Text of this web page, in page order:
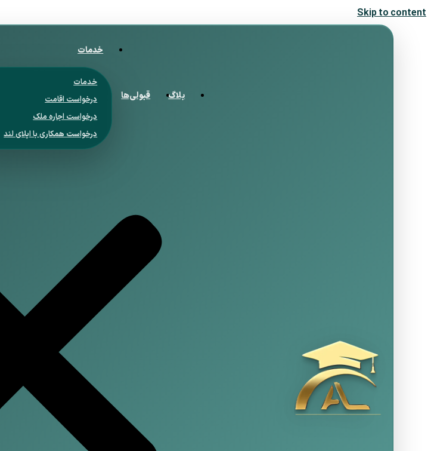
Skip to content
بلاگ قبولی‌ها
خدمات
خدمات
درخواست اقامت
درخواست اجاره ملک
درخواست همکاری با اپلای لند